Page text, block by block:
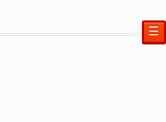
☰